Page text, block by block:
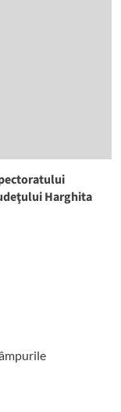
Harghita